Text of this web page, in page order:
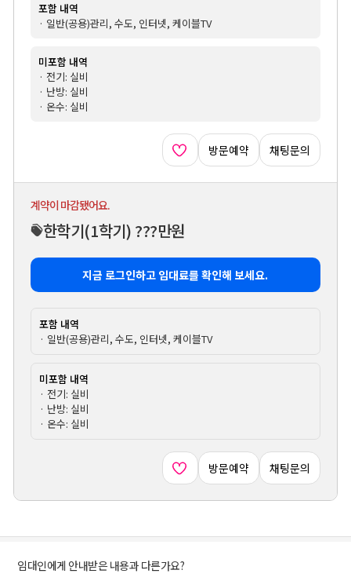
포함 내역
· 일반(공용)관리, 수도, 인터넷, 케이블TV
미포함 내역
· 전기: 실비
· 난방: 실비
· 온수: 실비
방문예약 채팅문의
계약이 마감됐어요.
한학기(1학기) ???만원
지금 로그인하고 임대료를 확인해 보세요.
포함 내역
· 일반(공용)관리, 수도, 인터넷, 케이블TV
미포함 내역
· 전기: 실비
· 난방: 실비
· 온수: 실비
방문예약 채팅문의
임대인에게 안내받은 내용과 다른가요?